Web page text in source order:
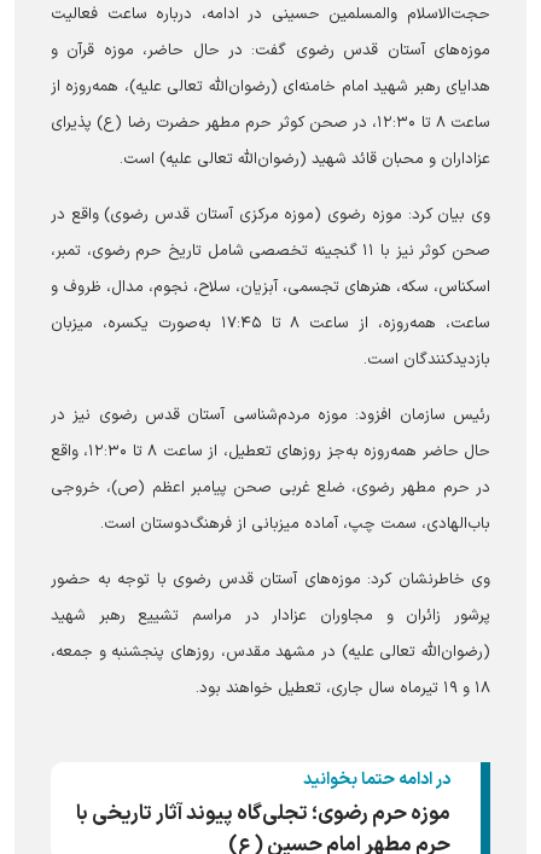
حجت‌الاسلام والمسلمین حسینی در ادامه، درباره ساعت فعالیت
موزه‌های آستان قدس رضوی گفت: در حال حاضر، موزه قرآن و
هدایای رهبر شهید امام خامنه‌ای (رضوان‌الله تعالی علیه)، همه‌روزه از
ساعت ۸ تا ۱۲:۳۰، در صحن کوثر حرم مطهر حضرت رضا (ع) پذیرای
عزاداران و محبان قائد شهید (رضوان‌الله تعالی علیه) است.
وی بیان کرد: موزه رضوی (موزه مرکزی آستان قدس رضوی) واقع در
صحن کوثر نیز با ۱۱ گنجینه تخصصی شامل تاریخ حرم رضوی، تمبر،
اسکناس، سکه، هنر‌های تجسمی، آبزیان، سلاح، نجوم، مدال، ظروف و
ساعت، همه‌روزه، از ساعت ۸ تا ۱۷:۴۵ به‌صورت یکسره، میزبان
بازدیدکنندگان است.
رئیس سازمان افزود: موزه مردم‌شناسی آستان قدس رضوی نیز در
حال حاضر همه‌روزه به‌جز روز‌های تعطیل، از ساعت ۸ تا ۱۲:۳۰، واقع
در حرم مطهر رضوی، ضلع غربی صحن پیامبر اعظم (ص)، خروجی
باب‌الهادی، سمت چپ، آماده میزبانی از فرهنگ‌دوستان است.
وی خاطرنشان کرد: موزه‌های آستان قدس رضوی با توجه به حضور
پرشور زائران و مجاوران عزادار در مراسم تشییع رهبر شهید
(رضوان‌الله تعالی علیه) در مشهد مقدس، روز‌های پنجشنبه و جمعه،
۱۸ و ۱۹ تیرماه سال جاری، تعطیل خواهند بود.
در ادامه حتما بخوانید
موزه حرم رضوی؛ تجلی‌گاه پیوند آثار تاریخی با
حرم مطهر امام حسین (ع)